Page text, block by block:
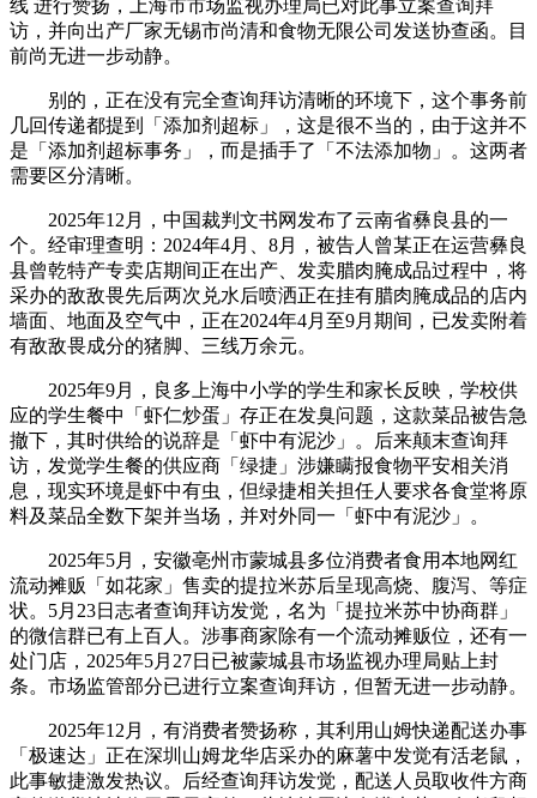
线 进行赞扬，上海市市场监视办理局已对此事立案查询拜
访，并向出产厂家无锡市尚清和食物无限公司发送协查函。目
前尚无进一步动静。
别的，正在没有完全查询拜访清晰的环境下，这个事务前
几回传递都提到「添加剂超标」，这是很不当的，由于这并不
是「添加剂超标事务」，而是插手了「不法添加物」。这两者
需要区分清晰。
2025年12月，中国裁判文书网发布了云南省彝良县的一
个。经审理查明：2024年4月、8月，被告人曾某正在运营彝良
县曾乾特产专卖店期间正在出产、发卖腊肉腌成品过程中，将
采办的敌敌畏先后两次兑水后喷洒正在挂有腊肉腌成品的店内
墙面、地面及空气中，正在2024年4月至9月期间，已发卖附着
有敌敌畏成分的猪脚、三线万余元。
2025年9月，良多上海中小学的学生和家长反映，学校供
应的学生餐中「虾仁炒蛋」存正在发臭问题，这款菜品被告急
撤下，其时供给的说辞是「虾中有泥沙」。后来颠末查询拜
访，发觉学生餐的供应商「绿捷」涉嫌瞒报食物平安相关消
息，现实环境是虾中有虫，但绿捷相关担任人要求各食堂将原
料及菜品全数下架并当场，并对外同一「虾中有泥沙」。
2025年5月，安徽亳州市蒙城县多位消费者食用本地网红
流动摊贩「如花家」售卖的提拉米苏后呈现高烧、腹泻、等症
状。5月23日志者查询拜访发觉，名为「提拉米苏中协商群」
的微信群已有上百人。涉事商家除有一个流动摊贩位，还有一
处门店，2025年5月27日已被蒙城县市场监视办理局贴上封
条。市场监管部分已进行立案查询拜访，但暂无进一步动静。
2025年12月，有消费者赞扬称，其利用山姆快递配送办事
「极速达」正在深圳山姆龙华店采办的麻薯中发觉有活老鼠，
此事敏捷激发热议。后经查询拜访发觉，配送人员取收件方商